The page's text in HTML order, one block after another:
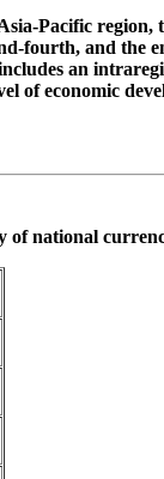
Pacific region,
fourth, and the
an
of economic
of national